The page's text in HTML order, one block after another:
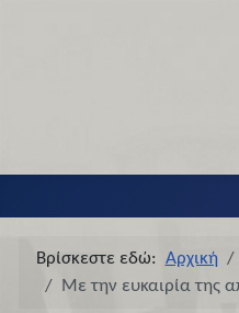
Βρίσκεστε εδώ: Αρχική
Με την ευκαιρία της